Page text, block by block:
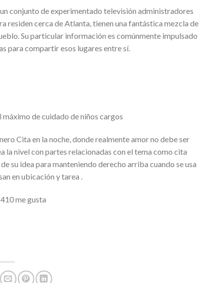
conjunto de experimentado televisión administradores
residen cerca de Atlanta, tienen una fantástica mezcla de
Su particular información es comúnmente impulsado
para compartir esos lugares entre sí.
de cuidado de niños cargos
Cita en la noche, donde realmente amor no debe ser
nivel con partes relacionadas con el tema como cita
su idea para manteniendo derecho arriba cuando se usa
en ubicación y tarea .
me gusta